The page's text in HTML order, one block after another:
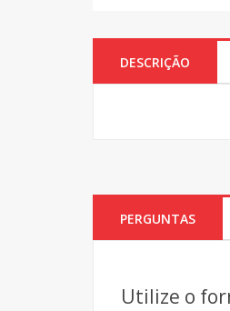
DESCRIÇÃO
PERGUNTAS
Utilize o